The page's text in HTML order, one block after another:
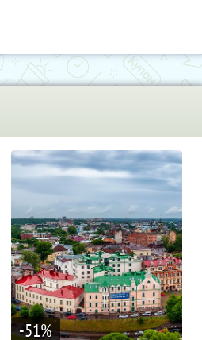
-51%